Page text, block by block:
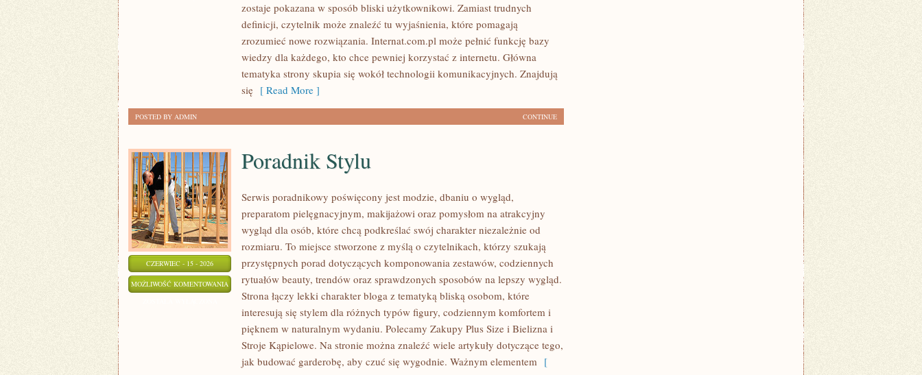
PRZECHOWYWANIE
DANYCH
zostaje pokazana w sposób bliski użytkownikowi. Zamiast trudnych
definicji, czytelnik może znaleźć tu wyjaśnienia, które pomagają
zrozumieć nowe rozwiązania. Internat.com.pl może pełnić funkcję bazy
wiedzy dla każdego, kto chce pewniej korzystać z internetu. Główna
tematyka strony skupia się wokół technologii komunikacyjnych. Znajdują
się [ Read More ]
CONTINUE
POSTED BY ADMIN
CZERWIEC - 15 - 2026
MOŻLIWOŚĆ KOMENTOWANIA PORADNIK
STYLU
Poradnik Stylu
Serwis poradnikowy poświęcony jest modzie, dbaniu o wygląd,
preparatom pielęgnacyjnym, makijażowi oraz pomysłom na atrakcyjny
wygląd dla osób, które chcą podkreślać swój charakter niezależnie od
rozmiaru. To miejsce stworzone z myślą o czytelnikach, którzy szukają
przystępnych porad dotyczących komponowania zestawów, codziennych
rytuałów beauty, trendów oraz sprawdzonych sposobów na lepszy wygląd.
Strona łączy lekki charakter bloga z tematyką bliską osobom, które
interesują się stylem dla różnych typów figury, codziennym komfortem i
pięknem w naturalnym wydaniu. Polecamy Zakupy Plus Size i Bielizna i
Stroje Kąpielowe. Na stronie można znaleźć wiele artykuły dotyczące tego,
jak budować garderobę, aby czuć się wygodnie. Ważnym elementem [